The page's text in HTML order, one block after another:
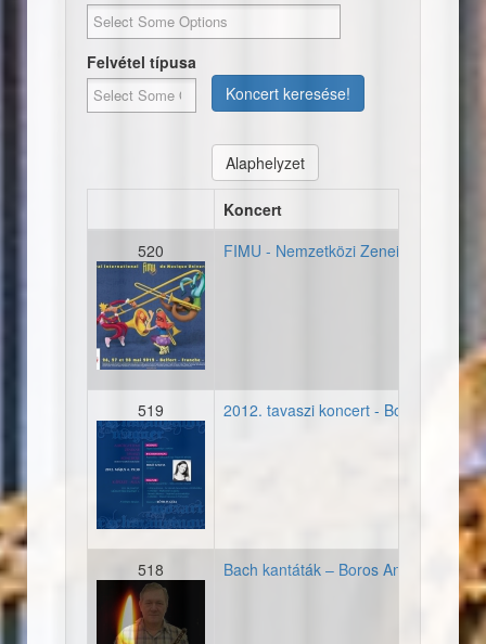
Felvétel típusa
Koncert keresése!
Alaphelyzet
Koncert
520
affiche-fimu-2012-
FIMU - Nemzetközi Zenei Egyetemi
519 2012. tavaszi koncert - Boros András
518 Bach kantáták – Boros András